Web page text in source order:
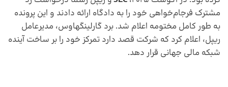
مشترک فرجام‌خواهی خود را به دادگاه ارائه دادند و این پرونده
به‌ طور کامل مختومه اعلام شد. برد گارلینگهاوس، مدیرعامل
ریپل، اعلام کرد که شرکت قصد دارد تمرکز خود را بر ساخت آینده
شبکه مالی جهانی قرار دهد.